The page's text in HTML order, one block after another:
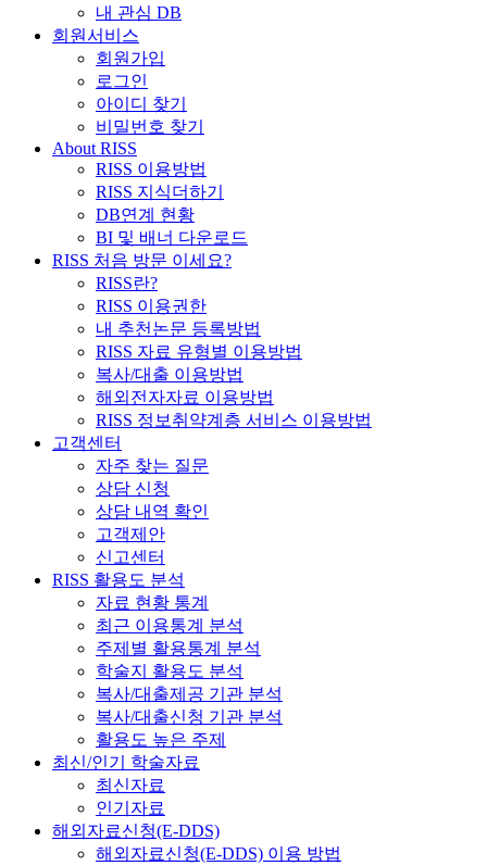
내 관심 DB
회원서비스
회원가입
로그인
아이디 찾기
비밀번호 찾기
About RISS
RISS 이용방법
RISS 지식더하기
DB연계 현황
BI 및 배너 다운로드
RISS 처음 방문 이세요?
RISS란?
RISS 이용권한
내 추천논문 등록방법
RISS 자료 유형별 이용방법
복사/대출 이용방법
해외전자자료 이용방법
RISS 정보취약계층 서비스 이용방법
고객센터
자주 찾는 질문
상담 신청
상담 내역 확인
고객제안
신고센터
RISS 활용도 분석
자료 현황 통계
최근 이용통계 분석
주제별 활용통계 분석
학술지 활용도 분석
복사/대출제공 기관 분석
복사/대출신청 기관 분석
활용도 높은 주제
최신/인기 학술자료
최신자료
인기자료
해외자료신청(E-DDS)
해외자료신청(E-DDS) 이용 방법